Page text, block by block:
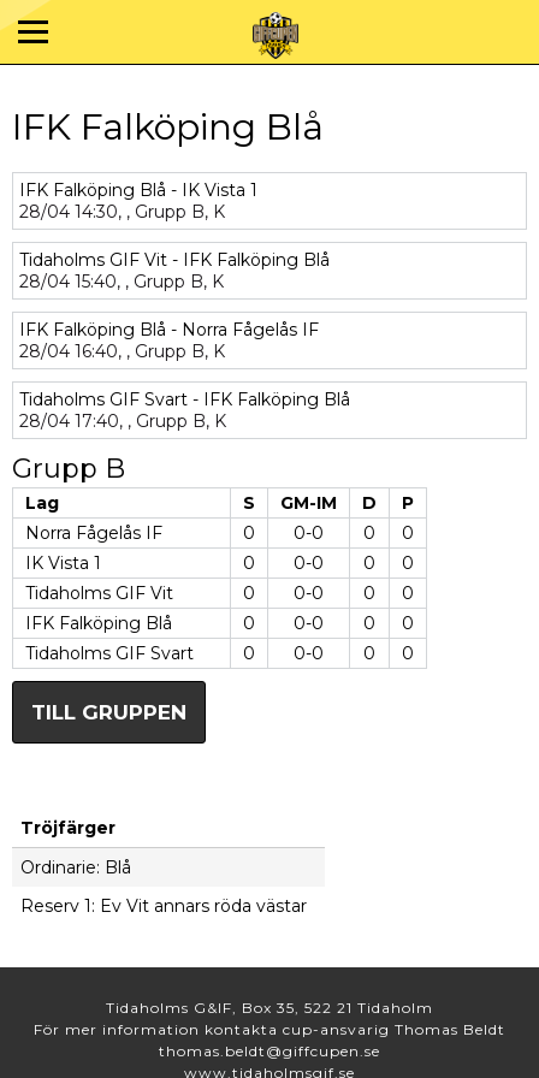
IFK Falköping Blå
IFK Falköping Blå - IK Vista 1
28/04 14:30, , Grupp B, K
Tidaholms GIF Vit - IFK Falköping Blå
28/04 15:40, , Grupp B, K
IFK Falköping Blå - Norra Fågelås IF
28/04 16:40, , Grupp B, K
Tidaholms GIF Svart - IFK Falköping Blå
28/04 17:40, , Grupp B, K
Grupp B
Lag S GM-IM D
P
Norra Fågelås IF
0 0-0 0
0
IK Vista 1
0 0-0 0
0
Tidaholms GIF Vit
0 0-0 0
0
IFK Falköping Blå
0 0-0 0
0
Tidaholms GIF Svart
0 0-0 0 0
TILL GRUPPEN
Tröjfärger
Ordinarie: Blå
Reserv 1: Ev Vit annars röda västar
Tidaholms G&IF, Box 35, 522 21 Tidaholm
För mer information kontakta cup-ansvarig Thomas Beldt
thomas.beldt@giffcupen.se
www.tidaholmsgif.se